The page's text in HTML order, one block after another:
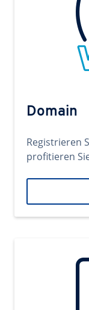
Domain
Registrieren
profitieren